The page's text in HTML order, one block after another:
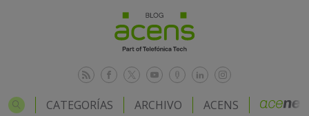
CATEGORÍAS ARCHIVO ACENS